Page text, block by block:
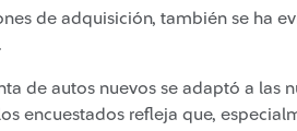
de adquisición, también se ha
de autos nuevos se adaptó a las
encuestados refleja que,